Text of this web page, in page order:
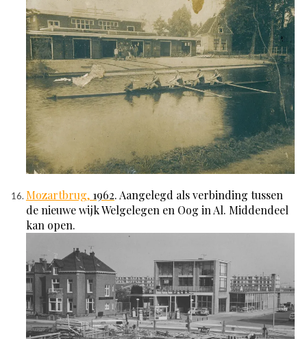
Mozartbrug, 1962. Aangelegd als verbinding tussen
de nieuwe wijk Welgelegen en Oog in Al. Middendeel
kan open.